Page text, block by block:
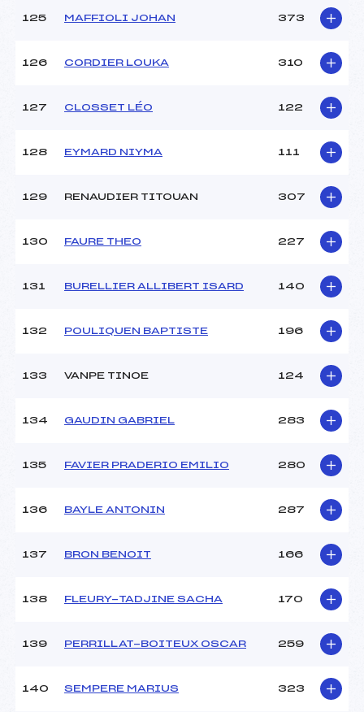
125 MAFFIOLI JOHAN 373
126 CORDIER LOUKA 310
127 CLOSSET LÉO 122
128 EYMARD NIYMA 111
129 RENAUDIER TITOUAN 307
130 FAURE THEO 227
131 BURELLIER ALLIBERT ISARD 140
132 POULIQUEN BAPTISTE 196
133 VANPE TINOE 124
134 GAUDIN GABRIEL 283
135 FAVIER PRADERIO EMILIO 280
136 BAYLE ANTONIN 287
137 BRON BENOIT 166
138 FLEURY-TADJINE SACHA 170
139 PERRILLAT-BOITEUX OSCAR 259
140 SEMPERE MARIUS 323